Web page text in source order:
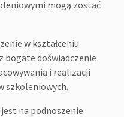
mogą zostać
w kształceniu
bogate doświadczenie
i realizacji
szkoleniowych.
na podnoszenie